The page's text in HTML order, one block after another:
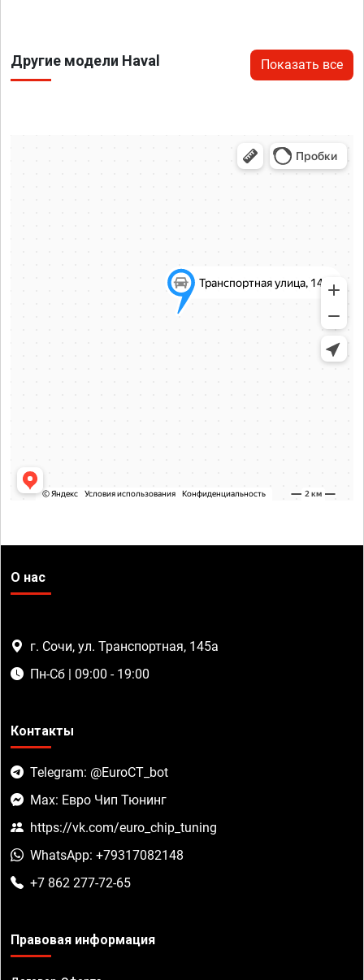
Другие модели Haval Показать все
О нас
г. Сочи, ул. Транспортная, 145а
Пн-Сб | 09:00 - 19:00
Контакты
Telegram: @EuroCT_bot
Max: Евро Чип Тюнинг
https://vk.com/euro_chip_tuning
WhatsApp: +79317082148
+7 862 277-72-65
Правовая информация